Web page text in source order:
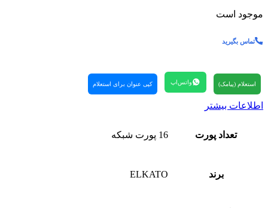
موجود است
تماس بگیرید
استعلام (پیامک) واتس‌اپ کپی عنوان برای استعلام
اطلاعات بیشتر
تعداد پورت 16 پورت شبکه
برند ELKATO